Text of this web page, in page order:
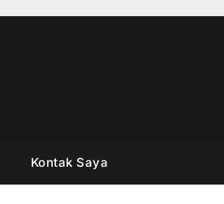
Kontak Saya